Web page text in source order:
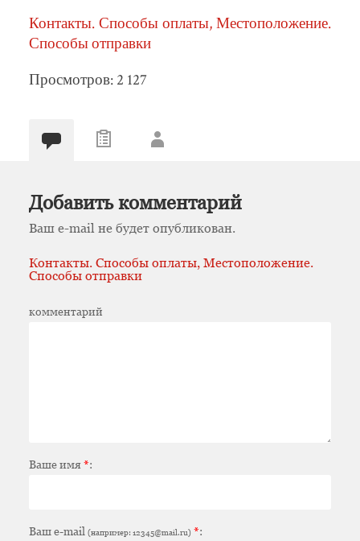
Контакты. Способы оплаты, Местоположение.
Способы отправки
Просмотров: 2 127
Добавить комментарий
Ваш e-mail не будет опубликован.
Контакты. Способы оплаты, Местоположение.
Способы отправки
комментарий
Ваше имя*:
Ваш e-mail (например: 12345@mail.ru) *: